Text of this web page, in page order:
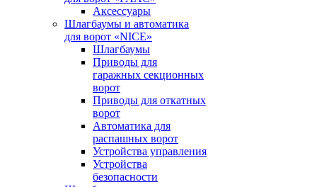
Аксессуары
Шлагбаумы и автоматика
для ворот «NICE»
Шлагбаумы
Приводы для
гаражных секционных
ворот
Приводы для откатных
ворот
Автоматика для
распашных ворот
Устройства управления
Устройства
безопасности